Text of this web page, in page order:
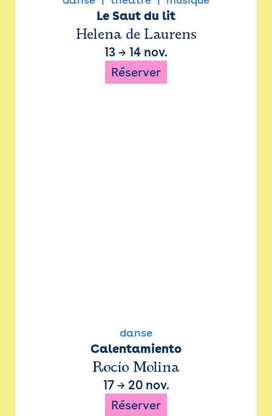
Le Saut du lit
Helena de Laurens
13 → 14 nov.
Réserver
danse
Calentamiento
Rocío Molina
17→ 20 nov.
Réserver